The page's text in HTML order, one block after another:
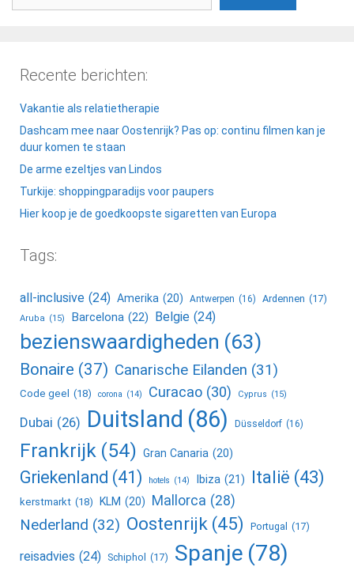
Recente berichten:
Vakantie als relatietherapie
Dashcam mee naar Oostenrijk? Pas op: continu filmen kan je
duur komen te staan
De arme ezeltjes van Lindos
Turkije: shoppingparadijs voor paupers
Hier koop je de goedkoopste sigaretten van Europa
Tags:
all-inclusive (24) Amerika (20) Antwerpen (16) Ardennen (17)
Aruba (15) Barcelona (22) Belgie (24)
bezienswaardigheden (63)
Bonaire (37) Canarische Eilanden (31)
Code geel (18) corona (14) Curacao (30) Cyprus (15)
Dubai (26) Duitsland (86) Düsseldorf (16)
Frankrijk (54) Gran Canaria (20)
Griekenland (41) hotels (14) Ibiza (21) Italië (43)
kerstmarkt (18) KLM (20) Mallorca (28)
Nederland (32) Oostenrijk (45) Portugal (17)
reisadvies (24) Schiphol (17) Spanje (78)